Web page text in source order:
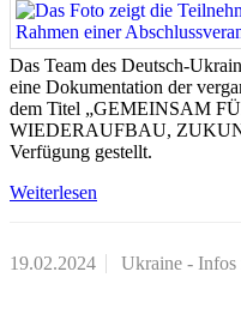
Das Team des Deutsch-
eine Dokumentation der
dem Titel „GEMEINSAM
WIEDERAUFBAU,
Verfügung gestellt.
Weiterlesen
19.02.2024 Ukraine -